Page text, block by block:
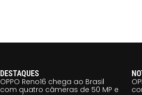
DESTAQUES
OPPO Reno16 chega ao Brasil
com quatro câmeras de 50 MP e